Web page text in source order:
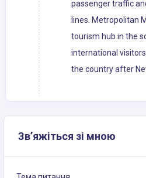
passenger traffic
lines. Metropolitan
tourism hub in the
international
the country after
Зв’яжіться зі мною